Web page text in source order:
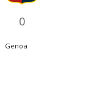
0
Genoa